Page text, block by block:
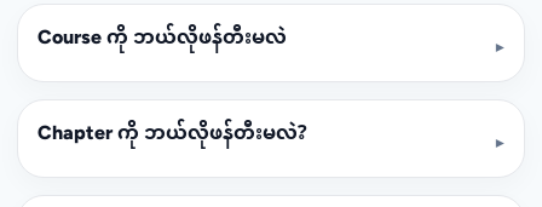
Course ကို ဘယ်လိုဖန်တီးမလဲ ▾
Chapter ကို ဘယ်လိုဖန်တီးမလဲ? ▾